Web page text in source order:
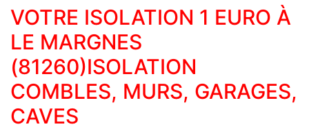
VOTRE ISOLATION 1 EURO À
LE MARGNES
(81260)ISOLATION
COMBLES, MURS, GARAGES,
CAVES